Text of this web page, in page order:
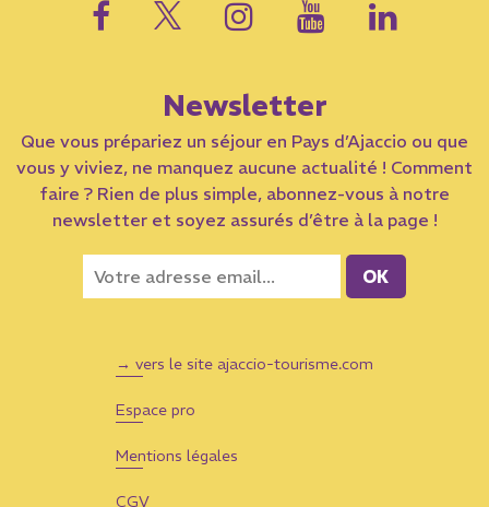
Newsletter
Que vous prépariez un séjour en Pays d’Ajaccio ou que
vous y viviez, ne manquez aucune actualité ! Comment
faire ? Rien de plus simple, abonnez-vous à notre
newsletter et soyez assurés d’être à la page !
→ vers le site ajaccio-tourisme.com
Espace pro
Mentions légales
CGV